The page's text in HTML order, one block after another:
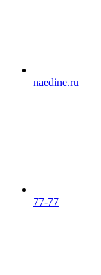
naedine.ru
77-77